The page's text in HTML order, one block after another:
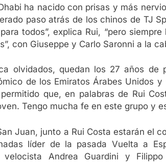
ha nacido con prisas y más
paso atrás de los chinos de TJ
todos”, explica Rui, “pero
con Giuseppe y Carlo Saronni a la
olvidados, quedan los 27 años de
de los Emiratos Árabes Unidos
que, en palabras de Rui
Tengo mucha fe en este grupo y
Juan, junto a Rui Costa estarán el
líder de la pasada Vuelta a
velocista Andrea Guardini y